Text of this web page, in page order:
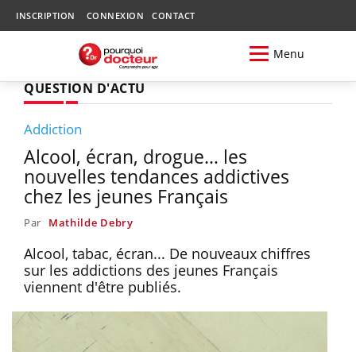
INSCRIPTION CONNEXION CONTACT
Menu
QUESTION D'ACTU
Addiction
Alcool, écran, drogue… les
nouvelles tendances addictives
chez les jeunes Français
Par Mathilde Debry
Alcool, tabac, écran... De nouveaux chiffres
sur les addictions des jeunes Français
viennent d'être publiés.